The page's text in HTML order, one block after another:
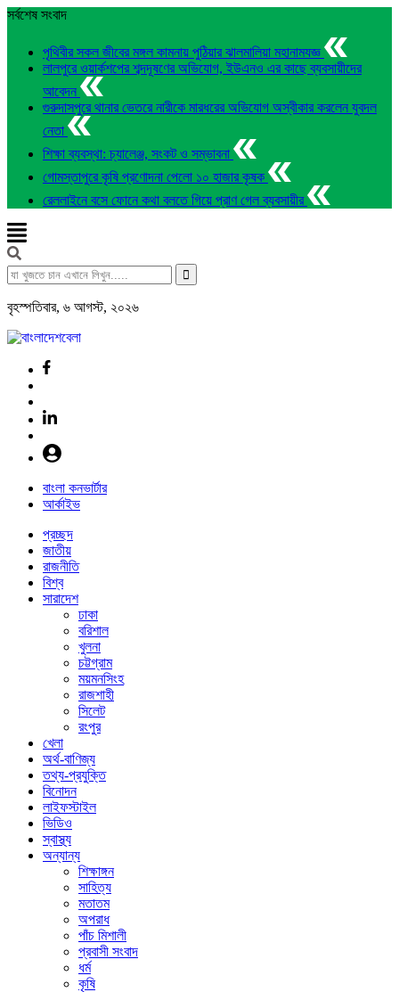
সর্বশেষ সংবাদ
পৃথিবীর সকল জীবের মঙ্গল কামনায় পুঠিয়ার ঝালমালিয়া মহানামযজ্ঞ
লালপুরে ওয়ার্কশপের শব্দদূষণের অভিযোগ, ইউএনও এর কাছে ব্যবসায়ীদের
আবেদন
গুরুদাসপুরে থানার ভেতরে নারীকে মারধরের অভিযোগ অস্বীকার করলেন যুবদল
নেতা
শিক্ষা ব্যবস্থা: চ্যালেঞ্জ, সংকট ও সম্ভাবনা
গোমস্তাপুরে কৃষি প্রণোদনা পেলো ১০ হাজার কৃষক
রেললাইনে বসে ফোনে কথা বলতে গিয়ে প্রাণ গেল ব্যবসায়ীর
বৃহস্পতিবার, ৬ আগস্ট, ২০২৬
বাংলা কনভার্টার
আর্কাইভ
প্রচ্ছদ
জাতীয়
রাজনীতি
বিশ্ব
সারাদেশ
ঢাকা
বরিশাল
খুলনা
চট্টগ্রাম
ময়মনসিংহ
রাজশাহী
সিলেট
রংপুর
খেলা
অর্থ-বাণিজ্য
তথ্য-প্রযুক্তি
বিনোদন
লাইফস্টাইল
ভিডিও
স্বাস্থ্য
অন্যান্য
শিক্ষাঙ্গন
সাহিত্য
মতাতম
অপরাধ
পাঁচ মিশালী
প্রবাসী সংবাদ
ধর্ম
কৃষি